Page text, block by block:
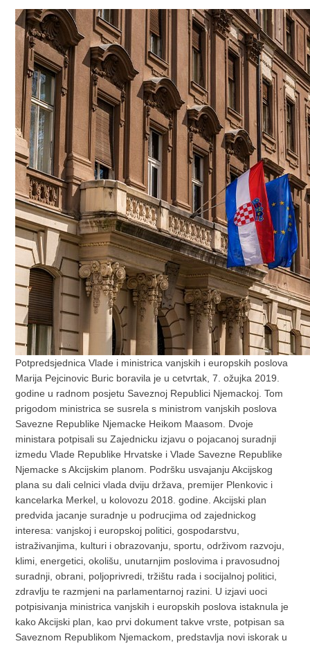
Potpredsjednica Vlade i ministrica vanjskih i europskih poslova
Marija Pejcinovic Buric boravila je u cetvrtak, 7. ožujka 2019.
godine u radnom posjetu Saveznoj Republici Njemackoj. Tom
prigodom ministrica se susrela s ministrom vanjskih poslova
Savezne Republike Njemacke Heikom Maasom. Dvoje
ministara potpisali su Zajednicku izjavu o pojacanoj suradnji
izmedu Vlade Republike Hrvatske i Vlade Savezne Republike
Njemacke s Akcijskim planom. Podršku usvajanju Akcijskog
plana su dali celnici vlada dviju država, premijer Plenkovic i
kancelarka Merkel, u kolovozu 2018. godine. Akcijski plan
predvida jacanje suradnje u podrucjima od zajednickog
interesa: vanjskoj i europskoj politici, gospodarstvu,
istraživanjima, kulturi i obrazovanju, sportu, održivom razvoju,
klimi, energetici, okolišu, unutarnjim poslovima i pravosudnoj
suradnji, obrani, poljoprivredi, tržištu rada i socijalnoj politici,
zdravlju te razmjeni na parlamentarnoj razini. U izjavi uoci
potpisivanja ministrica vanjskih i europskih poslova istaknula je
kako Akcijski plan, kao prvi dokument takve vrste, potpisan sa
Saveznom Republikom Njemackom, predstavlja novi iskorak u